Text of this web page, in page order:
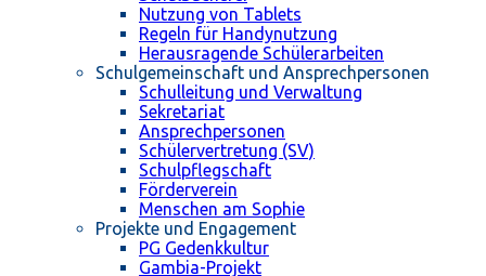
Nutzung von Tablets
Regeln für Handynutzung
Herausragende Schülerarbeiten
Schulgemeinschaft und Ansprechpersonen
Schulleitung und Verwaltung
Sekretariat
Ansprechpersonen
Schülervertretung (SV)
Schulpflegschaft
Förderverein
Menschen am Sophie
Projekte und Engagement
PG Gedenkkultur
Gambia-Projekt